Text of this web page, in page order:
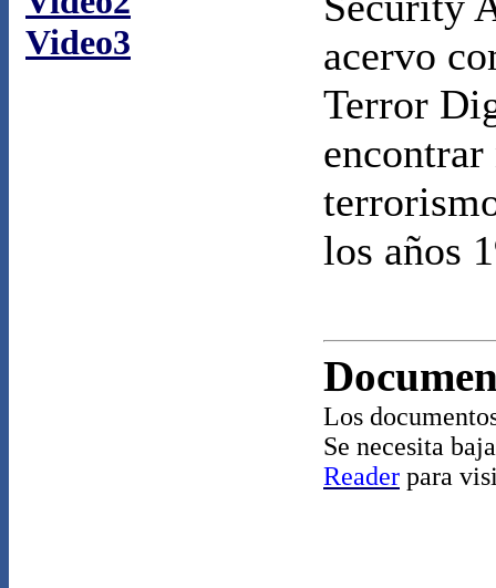
Video3
acervo
Terror
los años
Los
Se necesita
Reader para